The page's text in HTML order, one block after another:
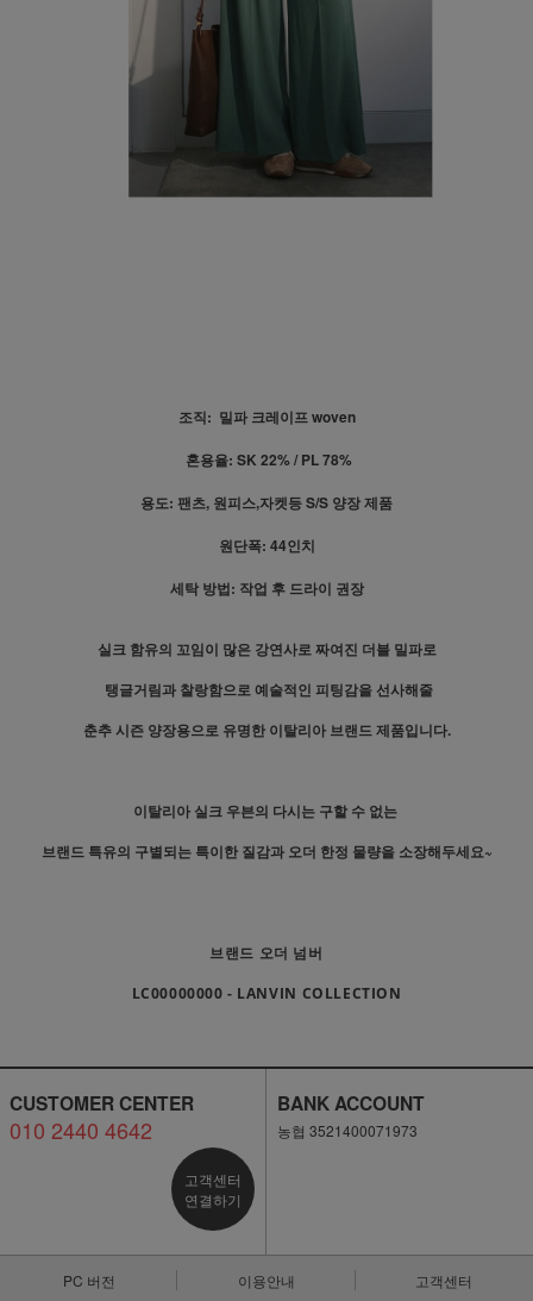
조직: 밀파 크레이프 woven
혼용율: SK 22% / PL 78%
용도: 팬츠, 원피스,자켓등 S/S 양장 제품
원단폭: 44인치
세탁 방법: 작업 후 드라이 권장
실크 함유의 꼬임이 많은 강연사로 짜여진 더블 밀파로
탱글거림과 찰랑함으로 예술적인 피팅감을 선사해줄
춘추 시즌 양장용으로 유명한 이탈리아 브랜드 제품입니다.
이탈리아 실크 우븐의 다시는 구할 수 없는
브랜드 특유의 구별되는 특이한 질감과 오더 한정 물량을 소장해두세요~
브랜드 오더 넘버
LC00000000 - LANVIN COLLECTION
CUSTOMER CENTER
010 2440 4642
고객센터
연결하기
BANK ACCOUNT
농협 3521400071973
PC 버전 이용안내 고객센터